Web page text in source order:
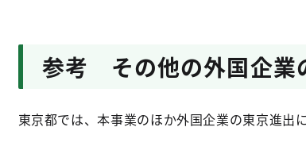
参考 その他の外国企業
東京都では、本事業のほか外国企業の東京進出